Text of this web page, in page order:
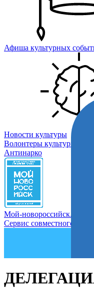
Афиша культурных
Новости культуры
Волонтеры культуры
Антинарко
Мой-новороссийск.рф
Сервис совместного